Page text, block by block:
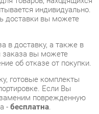
вы можете
об отказе от покупки.
готовые комплекты
Если Вы
поврежденную
-бесплатна.
некоторые модели – 2
10 Венге магия